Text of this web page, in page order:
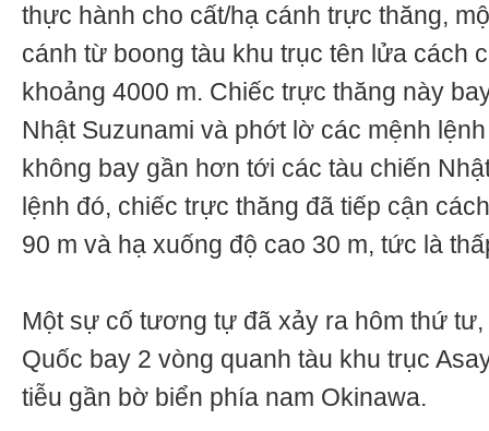
thực hành cho cất/hạ cánh trực thăng,
cánh từ boong tàu khu trục tên lửa cách
khoảng 4000 m. Chiếc trực thăng này
Nhật Suzunami và phớt lờ các mệnh
không bay gần hơn tới các tàu chiến
lệnh đó, chiếc trực thăng đã tiếp cận
90 m và hạ xuống độ cao 30 m, tức là
Một sự cố tương tự đã xảy ra hôm thứ
Quốc bay 2 vòng quanh tàu khu trục
tiễu gần bờ biển phía nam Okinawa.